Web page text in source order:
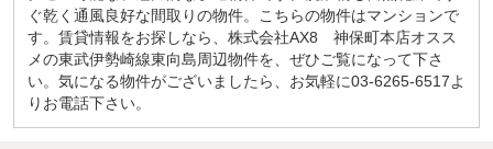
ぐ乾く通風良好な間取りの物件。こちらの物件はマンションで
す。賃貸情報をお探しなら、株式会社AX8 神保町本店オスス
メの東武伊勢崎線東向島周辺物件を、ぜひご覧になって下さ
い。気になる物件がございましたら、お気軽に03-6265-6517よ
りお電話下さい。